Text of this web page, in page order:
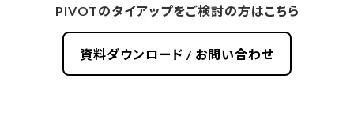
PIVOTのタイアップをご検討の方はこちら
資料ダウンロード / お問い合わせ